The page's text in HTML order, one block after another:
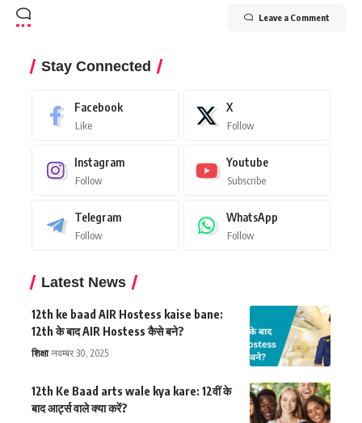
Leave a Comment
Stay Connected
Facebook
Like
X
Follow
Instagram
Follow
Youtube
Subscribe
Telegram
Follow
WhatsApp
Follow
Latest News
12th ke baad AIR Hostess kaise bane:
12th के बाद AIR Hostess कैसे बने?
शिक्षा नवम्बर 30, 2025
12th Ke Baad arts wale kya kare: 12वीं के
बाद आर्ट्स वाले क्या करें?